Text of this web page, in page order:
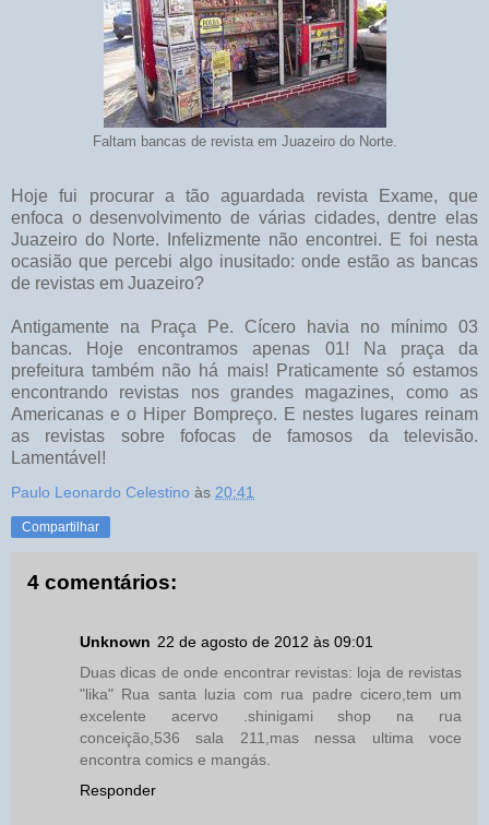
Faltam bancas de revista em Juazeiro do Norte.
Hoje fui procurar a tão aguardada revista Exame, que
enfoca o desenvolvimento de várias cidades, dentre elas
Juazeiro do Norte. Infelizmente não encontrei. E foi nesta
ocasião que percebi algo inusitado: onde estão as bancas
de revistas em Juazeiro?
Antigamente na Praça Pe. Cícero havia no mínimo 03
bancas. Hoje encontramos apenas 01! Na praça da
prefeitura também não há mais! Praticamente só estamos
encontrando revistas nos grandes magazines, como as
Americanas e o Hiper Bompreço. E nestes lugares reinam
as revistas sobre fofocas de famosos da televisão.
Lamentável!
Paulo Leonardo Celestino às 20:41
Compartilhar
4 comentários:
Unknown 22 de agosto de 2012 às 09:01
Duas dicas de onde encontrar revistas: loja de revistas
"lika" Rua santa luzia com rua padre cicero,tem um
excelente acervo .shinigami shop na rua
conceição,536 sala 211,mas nessa ultima voce
encontra comics e mangás.
Responder